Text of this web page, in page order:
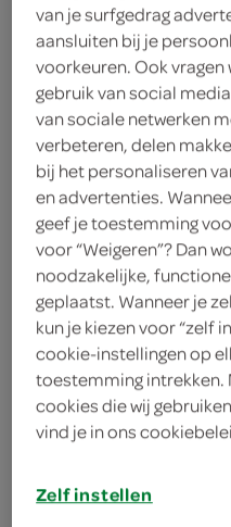
100 gram gerookte kipfilet
(vleeswaren)
1 potje geroosterde
50 gram rucola
6 sneeën
1 eetlepel bieslook
theelepel chilipoeder
4 eetlepels mayonaise
2 eetlepels citroensap
1 avocado
van je surfgedrag
aansluiten bij je
voorkeuren. Ook
gebruik van social
van sociale netwerken
verbeteren, delen
bij het personaliseren
en advertenties.
geef je toestemming
voor “Weigeren”? Dan
noodzakelijke,
geplaatst. Wanneer je
kun je kiezen voor “zelf
cookie-instellingen op
toestemming intrekken.
cookies die wij
vind je in ons
Zelf instellen